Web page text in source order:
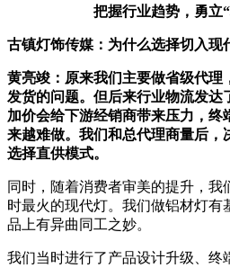
把握行业趋势，勇立
古镇灯饰传媒： 为什么选择切入现
黄亮竣 ：原来我们主要做省级代
发货的问题。但后来行业物流发达
加价会给下游经销商带来压力，终
来越难做。我们和总代理商量后，
选择直供模式。
同时，随着消费者审美的提升，我
时最火的现代灯。我们做铝材灯有
品上有异曲同工之妙。
我们当时进行了产品设计升级、终